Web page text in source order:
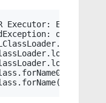
Executor: